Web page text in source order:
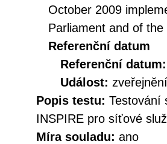
October 2009
Parliament and of
Referenční datum
Referenční datum:
Událost: zveřejnění
Popis testu: Testování
INSPIRE pro síťové
Míra souladu: ano